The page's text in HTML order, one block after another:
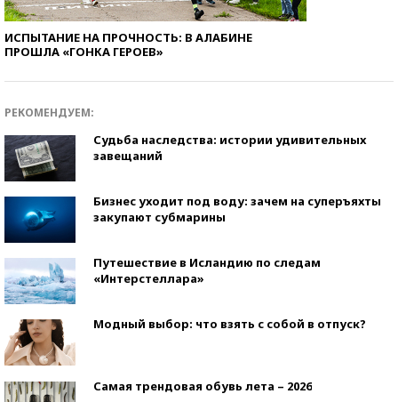
ИСПЫТАНИЕ НА ПРОЧНОСТЬ: В АЛАБИНЕ
ПРОШЛА «ГОНКА ГЕРОЕВ»
РЕКОМЕНДУЕМ:
Судьба наследства: истории удивительных
завещаний
Бизнес уходит под воду: зачем на суперъяхты
закупают субмарины
Путешествие в Исландию по следам
«Интерстеллара»
Модный выбор: что взять с собой в отпуск?
Самая трендовая обувь лета – 2026